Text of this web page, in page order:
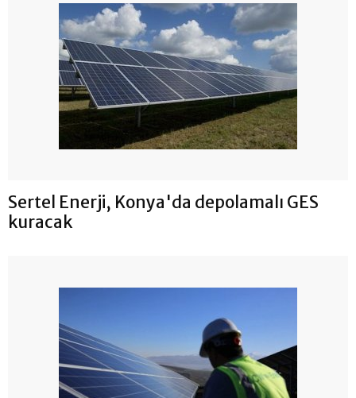
Sertel Enerji, Konya'da depolamalı GES
kuracak